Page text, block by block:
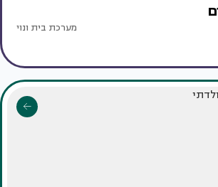
מערכת בית ונוי